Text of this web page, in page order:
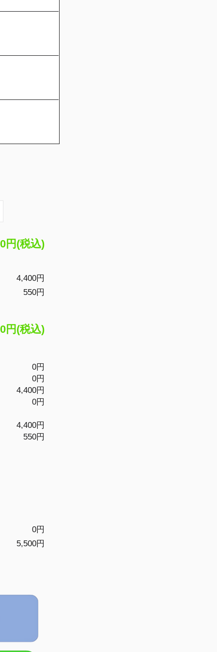
円(税込)
4,400円
550円
円(税込)
0円
0円
4,400円
0円
4,400円
550円
0円
5,500円